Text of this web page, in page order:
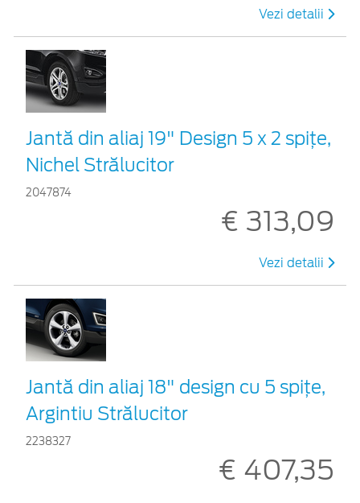
Vezi detalii
Jantă din aliaj 19" Design 5 x 2 spițe,
Nichel Strălucitor
2047874
€ 313,09
Vezi detalii
Jantă din aliaj 18" design cu 5 spiţe,
Argintiu Strălucitor
2238327
€ 407,35